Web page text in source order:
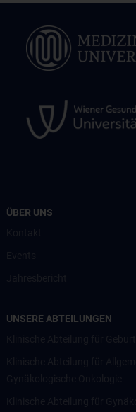
ÜBER UNS
UNSERE ABTEILUNGEN